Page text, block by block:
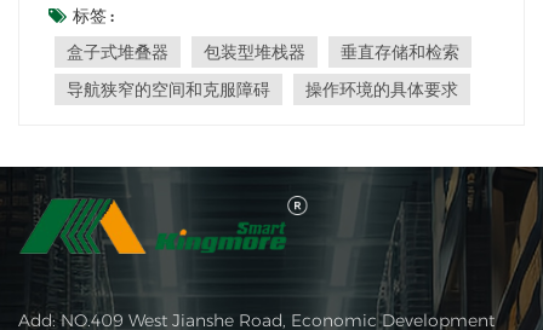
择都具有自己独特的功能和优势。主要是 盒子式堆叠器，也
称为跨堆叠器，拥有独特的设计，使其能够在狭窄的空间内
处理和操纵负载。该堆叠器配备了可调节的叉...
标签 :
盒子式堆叠器
包装型堆栈器
垂直存储和检索
导航狭窄的空间和克服障碍
操作环境的具体要求
Add: NO.409 West Jianshe Road, Economic Development